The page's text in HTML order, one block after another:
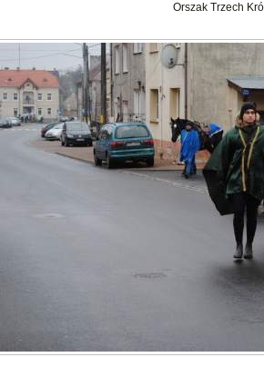
Orszak Trzech